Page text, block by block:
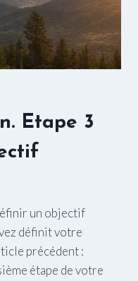
Etape 3
un objectif
définit votre
précédent :
étape de votre